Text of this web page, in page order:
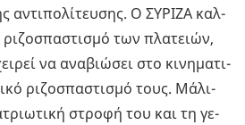
αντι­πο­λί­τευ­σης. Ο ΣΥ­ΡΙ­ΖΑ καλ­
ρι­ζο­σπα­στι­σμό των πλα­τειών,
να ανα­βιώ­σει στο κι­νη­μα­τι­
ρι­ζο­σπα­στι­σμό τους. Μά­λι­
στρο­φή του και τη γε­